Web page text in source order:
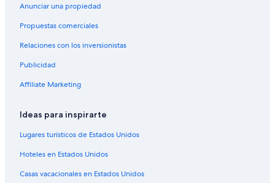
Hostales en Los Andes
Hoteles en Los Andes
Lodges en Los Andes
Posadas en Los Andes
Hoteles 3 estrellas en Sierra
B&B en Sierra
Cabañas en Sierra
Casas de campo en Sierra
Casas en los árboles en Sierra
Anunciar una propiedad
Propuestas comerciales
Relaciones con los inversionistas
Publicidad
Affiliate Marketing
Ideas para inspirarte
Lugares turísticos de Estados Unidos
Hoteles en Estados Unidos
Casas vacacionales en Estados Unidos